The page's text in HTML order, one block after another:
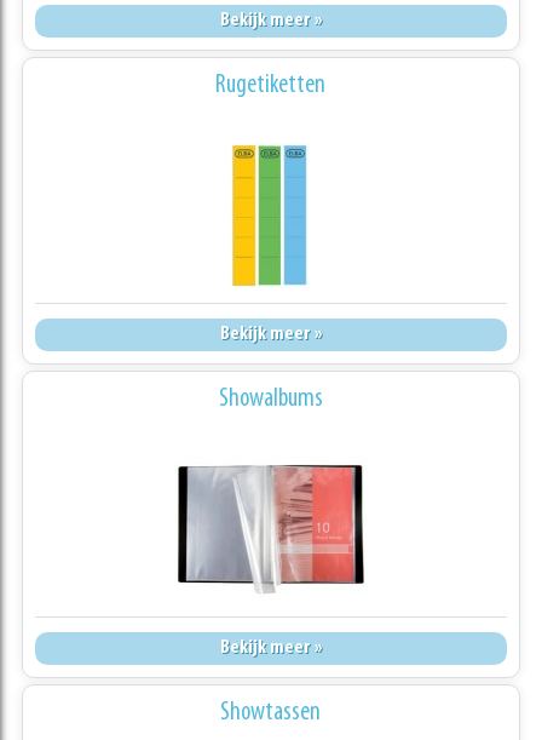
Bekijk meer »
Rugetiketten
Bekijk meer »
Showalbums
Bekijk meer »
Showtassen